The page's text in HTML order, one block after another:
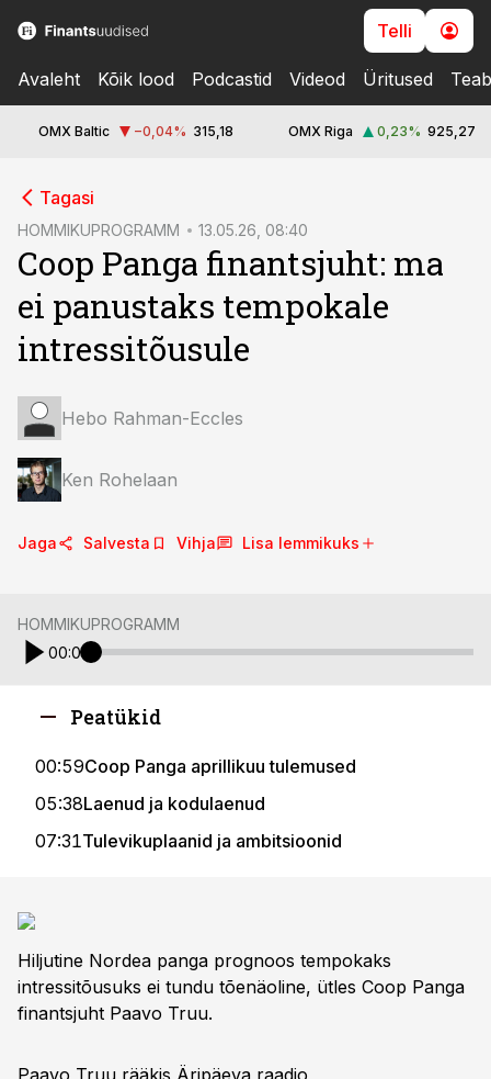
Telli
Avaleht Kõik lood Podcastid Videod Üritused
OMX Baltic −0,04% 315,18 OMX Riga 0,23% 925,27
Tagasi
HOMMIKUPROGRAMM 13.05.26, 08:40
Coop Panga finantsjuht: ma
ei panustaks tempokale
intressitõusule
Hebo Rahman-Eccles
Ken Rohelaan
Jaga Salvesta Vihja Lisa lemmikuks
HOMMIKUPROGRAMM
00:00
Peatükid
00:59Coop Panga aprillikuu tulemused
05:38Laenud ja kodulaenud
07:31Tulevikuplaanid ja ambitsioonid
Hiljutine Nordea panga prognoos tempokaks
intressitõusuks ei tundu tõenäoline, ütles Coop Panga
finantsjuht Paavo Truu.
Paavo Truu rääkis Äripäeva raadio